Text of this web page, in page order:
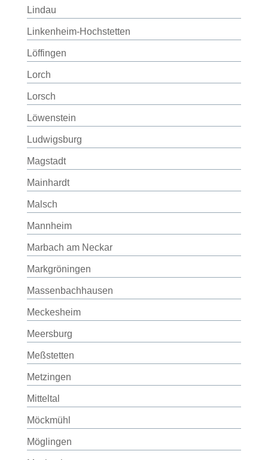
Lindau
Linkenheim-Hochstetten
Löffingen
Lorch
Lorsch
Löwenstein
Ludwigsburg
Magstadt
Mainhardt
Malsch
Mannheim
Marbach am Neckar
Markgröningen
Massenbachhausen
Meckesheim
Meersburg
Meßstetten
Metzingen
Mitteltal
Möckmühl
Möglingen